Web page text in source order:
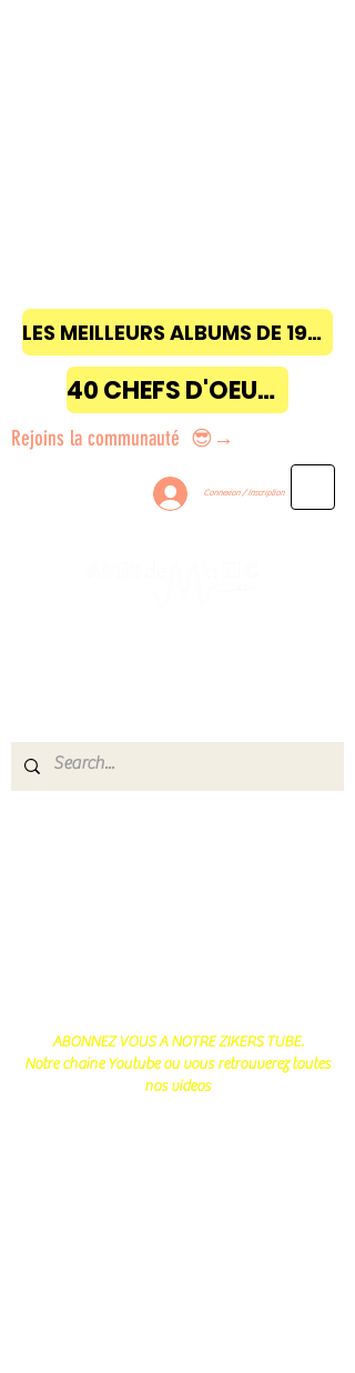
LES MEILLEURS ALBUMS DE 1968 à 2018
40 CHEFS D'OEUVRE
Rejoins la communauté 😎→
Connexion / Inscription
ABONNEZ VOUS A NOTRE ZIKERS TUBE.
Notre chaine Youtube ou vous retrouverez toutes
nos videos